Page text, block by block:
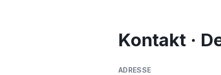
Kontakt ·
ADRESSE